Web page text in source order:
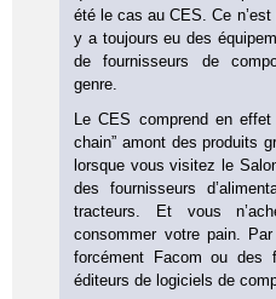
été le cas au CES. Ce n’est
y a toujours eu des
de fournisseurs de
genre.
Le CES comprend en
chain” amont des produits
lorsque vous visitez le
des fournisseurs
tracteurs. Et vous
consommer votre pain.
forcément Facom ou des
éditeurs de logiciels de